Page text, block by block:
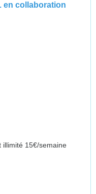
en collaboration
illimité 15€/semaine